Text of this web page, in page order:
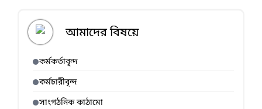
আমাদের বিষয়ে
কর্মকর্তাবৃন্দ
কর্মচারীবৃন্দ
সাংগঠনিক কাঠামো